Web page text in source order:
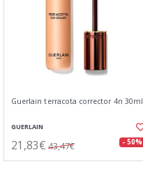
Guerlain terracota corrector 4n 30ml
GUERLAIN
21,83€ 43,47€ - 50%